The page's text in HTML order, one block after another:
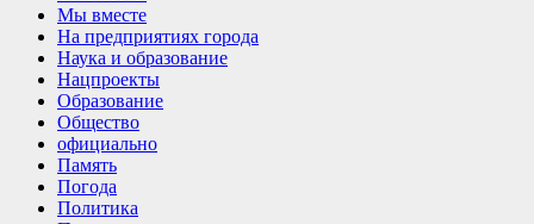
Мы вместе
На предприятиях города
Наука и образование
Нацпроекты
Образование
Общество
официально
Память
Погода
Политика